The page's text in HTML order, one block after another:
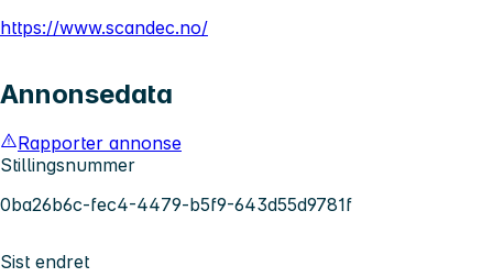
https://www.scandec.no/
Annonsedata
Rapporter annonse
Stillingsnummer
0ba26b6c-fec4-4479-b5f9-643d55d9781f
Sist endret